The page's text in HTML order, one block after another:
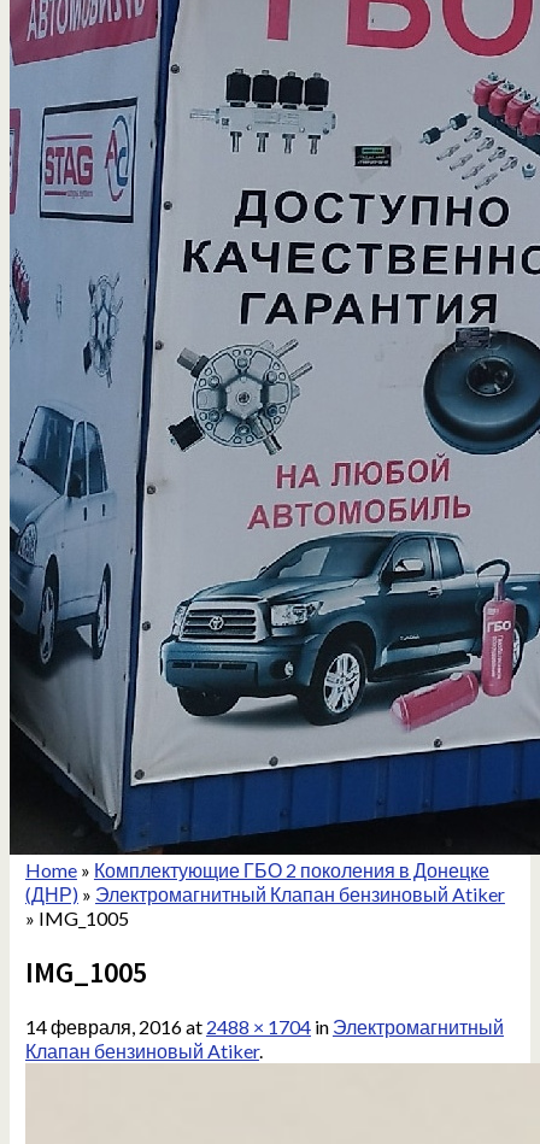
Home» Комплектующие ГБО 2 поколения в Донецке
(ДНР)» Электромагнитный Клапан бензиновый Atiker
» IMG_1005
IMG_1005
14 февраля, 2016at 2488 × 1704in Электромагнитный
Клапан бензиновый Atiker.